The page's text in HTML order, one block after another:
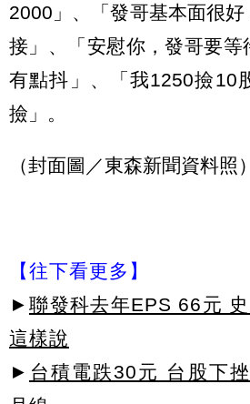
2000」、「發哥基本面很
接」、「安慰你，發哥要等
有點抖」、「我1250撿10
撿」。
（封面圖／東森新聞資料照）
【往下看更多】
► 聯發科去年EPS 66元
這樣說
► 台積電跌30元 台股下